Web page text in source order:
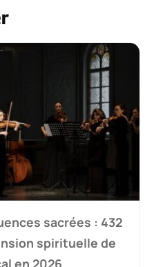
sacrées : 432
spirituelle de
en 2026